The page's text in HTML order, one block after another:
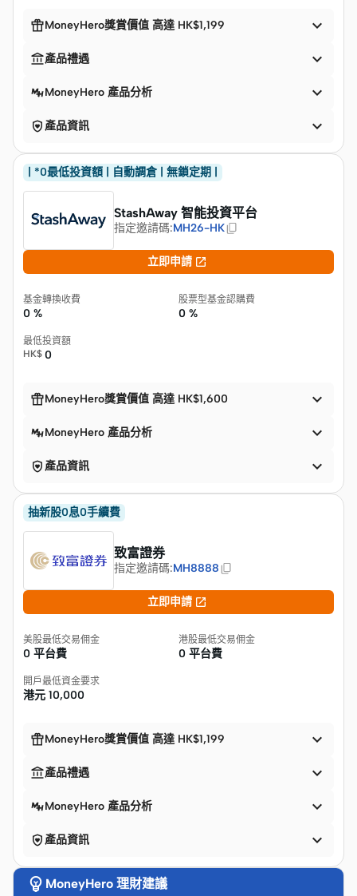
MoneyHero獎賞價值 高達 HK$1,199 
產品禮遇 
MoneyHero 產品分析 
 產品資訊 
| *0最低投資額 | 自動調倉 | 無鎖定期 |
StashAway 智能投資平台
指定邀請碼:MH26-HK
立即申請 
基金轉換收費
0 %
股票型基金認購費
0 %
最低投資額
HK$ 0
MoneyHero獎賞價值 高達 HK$1,600 
MoneyHero 產品分析 
 產品資訊 
抽新股0息0手續費
致富證券
指定邀請碼:MH8888
立即申請 
美股最低交易佣金
0 平台費
港股最低交易佣金
0 平台費
開戶最低資金要求
港元 10,000
MoneyHero獎賞價值 高達 HK$1,199 
產品禮遇 
MoneyHero 產品分析 
 產品資訊

 MoneyHero 理財建議